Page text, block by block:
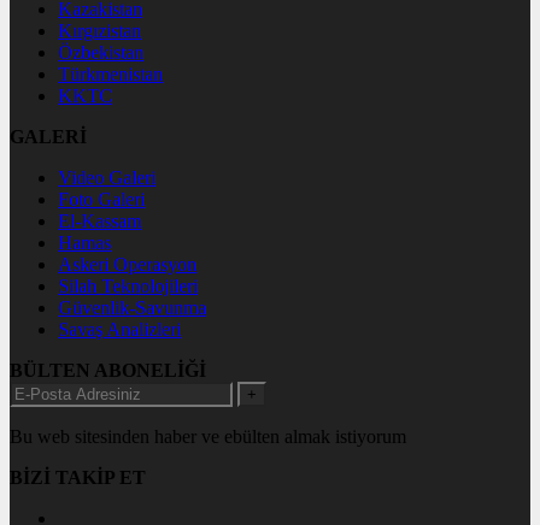
Kazakistan
Kırgızistan
Özbekistan
Türkmenistan
KKTC
GALERİ
Video Galeri
Foto Galeri
El-Kassam
Hamas
Askeri Operasyon
Silah Teknolojileri
Güvenlik-Savunma
Savaş Analizleri
BÜLTEN ABONELİĞİ
+
Bu web sitesinden haber ve ebülten almak istiyorum
BİZİ TAKİP ET